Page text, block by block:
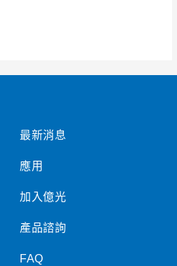
最新消息
應用
加入億光
產品諮詢
FAQ